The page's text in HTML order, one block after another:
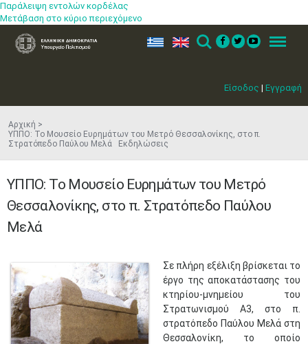
Παράλειψη εντολών κορδέλας
Μετάβαση στο κύριο περιεχόμενο
Είσοδος | Εγγραφή
ελ en Search Menu
Αρχική
ΥΠΠΟ: Το Μουσείο Ευρημάτων του Μετρό Θεσσαλονίκης, στο π.
Στρατόπεδο Παύλου Μελά Εκδηλώσεις
ΥΠΠΟ: Το Μουσείο Ευρημάτων του Μετρό
Θεσσαλονίκης, στο π. Στρατόπεδο Παύλου
Μελά
​Σε πλήρη εξέλιξη βρίσκεται το
έργο της αποκατάστασης του
κτηρίου-μνημείου του
Στρατωνισμού Α3, στο π.
στρατόπεδο Παύλου Μελά στη
Θεσσαλονίκη, το οποίο